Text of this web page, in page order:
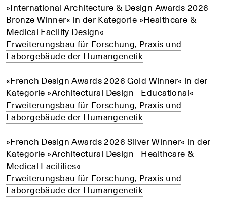
»International Architecture & Design Awards 2026
Bronze Winner« in der Kategorie »Healthcare &
Medical Facility Design«
Erweiterungsbau für Forschung, Praxis und
Laborgebäude der Humangenetik
«French Design Awards 2026 Gold Winner« in der
Kategorie »Architectural Design - Educational«
Erweiterungsbau für Forschung, Praxis und
Laborgebäude der Humangenetik
»French Design Awards 2026 Silver Winner« in der
Kategorie »Architectural Design - Healthcare &
Medical Facilities«
Erweiterungsbau für Forschung, Praxis und
Laborgebäude der Humangenetik